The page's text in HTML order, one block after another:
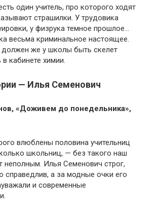
один учитель, про которого ходят
страшилки. У трудовика
у физрука темное прошлое…
весьма криминальное настоящее.
должен же у школы быть скелет
кабинете химии.
— Илья Семенович
«Доживем до понедельника»,
влюблены половина учительниц
школьниц, — без такого наш
неполным. Илья Семенович строг,
справедлив, а за модные очки его
и современные